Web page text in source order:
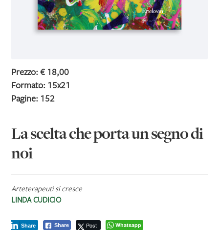
Prezzo: € 18,00
Formato: 15x21
Pagine: 152
La scelta che porta un segno di
noi
Arteterapeuti si cresce
LINDA CUDICIO
Share Post
Share Whatsapp